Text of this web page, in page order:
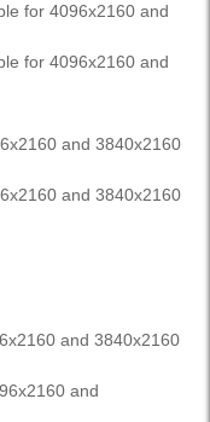
for 4096x2160 and
for 4096x2160 and
and 3840x2160
and 3840x2160
and 3840x2160
and